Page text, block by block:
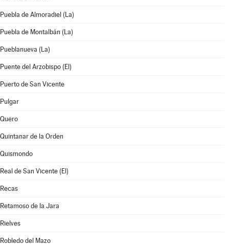
Puebla de Almoradiel (La)
Puebla de Montalbán (La)
Pueblanueva (La)
Puente del Arzobispo (El)
Puerto de San Vicente
Pulgar
Quero
Quintanar de la Orden
Quismondo
Real de San Vicente (El)
Recas
Retamoso de la Jara
Rielves
Robledo del Mazo